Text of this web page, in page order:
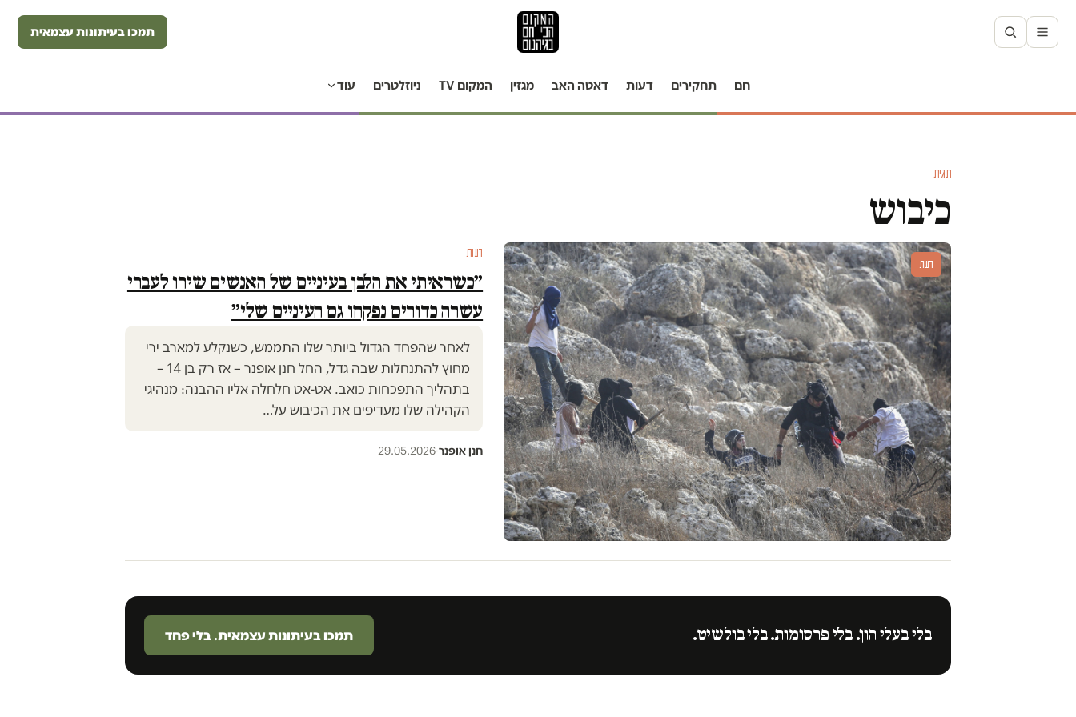
תמכו בעיתונות עצמאית
חם תחקירים דעות דאטה האב מגזין המקום TV ניוזלטרים עוד
תגית
כיבוש
דעות
דעות
״כשראיתי את הלבן בעיניים של האנשים שירו לעברי
עשרה כדורים נפקחו גם העיניים שלי״
לאחר שהפחד הגדול ביותר שלו התממש, כשנקלע למארב ירי
מחוץ להתנחלות שבה גדל, החל חנן אופנר – אז רק בן 14 –
בתהליך התפכחות כואב. אט-אט חלחלה אליו ההבנה: מנהיגי
הקהילה שלו מעדיפים את הכיבוש על…
חנן אופנר·
29.05.2026
בלי בעלי הון. בלי פרסומות. בלי בולשיט. תמכו בעיתונות עצמאית. בלי פחד